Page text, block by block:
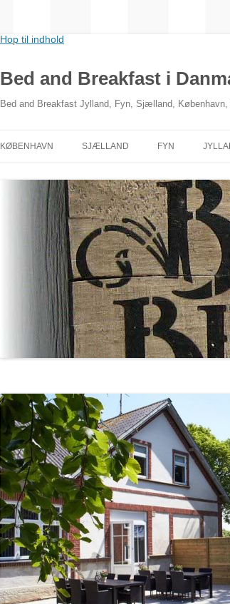
Hop til indhold
Bed and Breakfast i
Bed and Breakfast Jylland, Fyn, Sjælland,
KØBENHAVN SJÆLLAND
VESTSJÆLLAND
SYDSJÆLLAND
FYN